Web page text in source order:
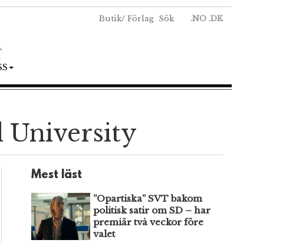
Butik/ Förlag Sök .NO .DK
University
Mest läst
”Opartiska” SVT bakom
politisk satir om SD – har
premiär två veckor före
valet